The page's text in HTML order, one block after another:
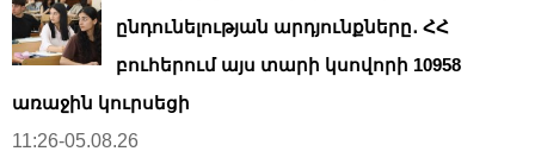
ընդունելության արդյունքները․ ՀՀ
բուհերում այս տարի կսովորի 10958
առաջին կուրսեցի
11:26-05.08.26